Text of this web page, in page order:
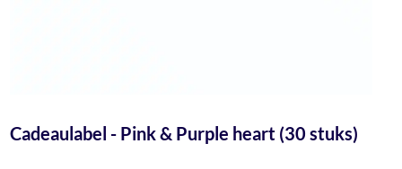
Cadeaulabel - Pink & Purple heart (30 stuks)